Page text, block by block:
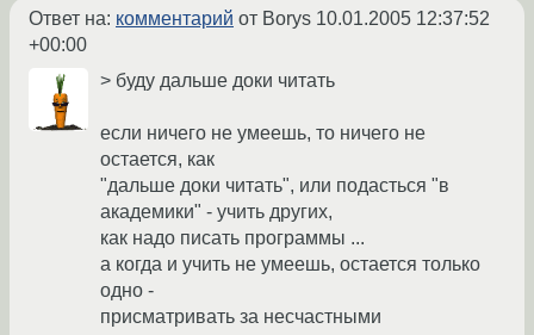
Ответ на: комментарий от Borys 10.01.2005 12:37:52
+00:00
> буду дальше доки читать
если ничего не умеешь, то ничего не
остается, как
"дальше доки читать", или подасться "в
академики" - учить других,
как надо писать программы ...
а когда и учить не умеешь, остается только
одно -
присматривать за несчастными